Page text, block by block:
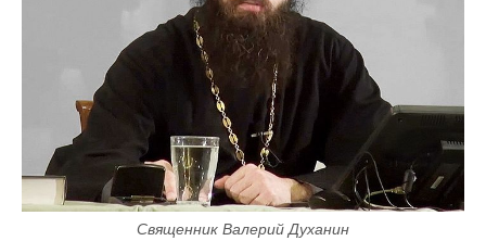
Священник Валерий Духанин